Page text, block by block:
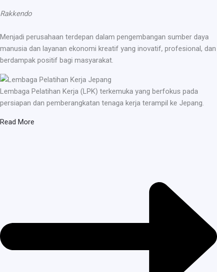
Rakkendo
Menjadi perusahaan terdepan dalam pengembangan sumber daya
manusia dan layanan ekonomi kreatif yang inovatif, profesional, dan
berdampak positif bagi masyarakat.
Lembaga Pelatihan Kerja (LPK) terkemuka yang berfokus pada
persiapan dan pemberangkatan tenaga kerja terampil ke Jepang.
Read More